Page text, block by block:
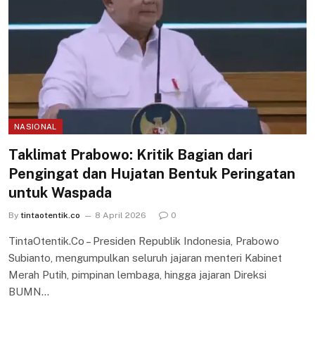
NASIONAL
Taklimat Prabowo: Kritik Bagian dari
Pengingat dan Hujatan Bentuk Peringatan
untuk Waspada
By tintaotentik.co 8 April 2026 0
TintaOtentik.Co – Presiden Republik Indonesia, Prabowo
Subianto, mengumpulkan seluruh jajaran menteri Kabinet
Merah Putih, pimpinan lembaga, hingga jajaran Direksi
BUMN…